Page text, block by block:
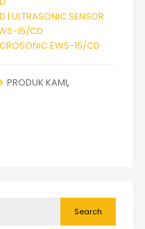
ULTRASONIC SENSOR
15/CD
EWS-15/CD
PRODUK KAMI,
Search